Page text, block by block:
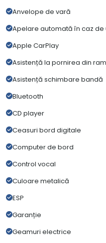
Anvelope de vară
Apelare automată în caz de
Apple CarPlay
Asistență la pornirea din
Asistență schimbare bandă
Bluetooth
CD player
Ceasuri bord digitale
Computer de bord
Control vocal
Culoare metalică
ESP
Garanție
Geamuri electrice